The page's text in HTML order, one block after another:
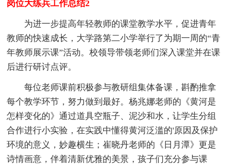
岗位大练兵工作总结2
为进一步提高年轻教师的课堂教学水平，促进青年
教师的快速成长，大学路第二小学举行了为期一周的“青
年教师展示课”活动。校领导带领老师们深入课堂并在课
后进行研讨点评。
每位老师课前积极参与教研组集体备课，斟酌推拿
每个教学环节，努力做到最好。杨兆娜老师的《黄河是
怎样变化的》通过道具空瓶子、泥沙和水，让学生分组
合作进行小实验，在实践中懂得黄河泛滥的'原因及保护
环境的意义，妙趣横生；崔晓丹老师的《日月潭》更是
诗情画意，伴着清新优雅的美景，孩子们充分参与课